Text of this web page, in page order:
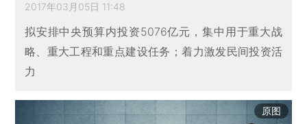
2017年03月05日 11:48
拟安排中央预算内投资5076亿元，集中用于重大战
略、重大工程和重点建设任务；着力激发民间投资活
力
原图